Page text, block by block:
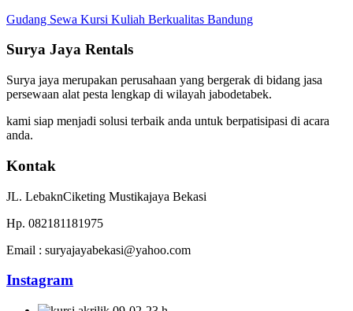
Gudang Sewa Kursi Kuliah Berkualitas Bandung
Surya Jaya Rentals
Surya jaya merupakan perusahaan yang bergerak di bidang jasa
persewaan alat pesta lengkap di wilayah jabodetabek.
kami siap menjadi solusi terbaik anda untuk berpatisipasi di acara
anda.
Kontak
JL. LebaknCiketing Mustikajaya Bekasi
Hp. 082181181975
Email : suryajayabekasi@yahoo.com
Instagram